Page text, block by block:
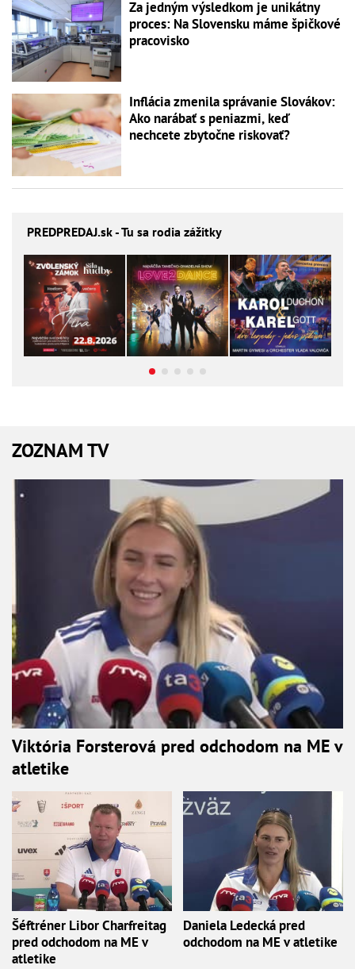
Za jedným výsledkom je unikátny
proces: Na Slovensku máme špičkové
pracovisko
Inflácia zmenila správanie Slovákov:
Ako narábať s peniazmi, keď
nechcete zbytočne riskovať?
PREDPREDAJ.sk - Tu sa rodia zážitky
ZOZNAM TV
Viktória Forsterová pred odchodom na ME v
atletike
Šéftréner Libor Charfreitag
pred odchodom na ME v
atletike
Daniela Ledecká pred
odchodom na ME v atletike